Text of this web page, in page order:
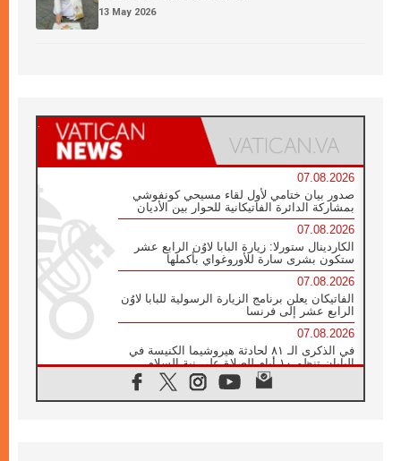
13 May 2026
07.08.2026
صدور بيان ختامي لأول لقاء مسيحي كونفوشي
بمشاركة الدائرة الفاتيكانية للحوار بين الأديان
07.08.2026
الكاردينال ستورلا: زيارة البابا لاوُن الرابع عشر
ستكون بشرى سارة للأوروغواي بأكملها
07.08.2026
الفاتيكان يعلن برنامج الزيارة الرسولية للبابا لاوُن
الرابع عشر إلى فرنسا
07.08.2026
في الذكرى الـ ٨١ لحادثة هيروشيما الكنيسة في
اليابان تنظم ١٠ أيام للصلاة على نية السلام
الكنيسة في الأوروغواي: زيارة البابا ستعزز